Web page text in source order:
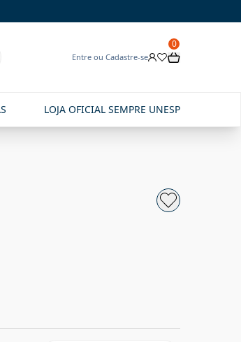
Entre ou Cadastre-se
0
LOJA OFICIAL SEMPRE UNESP